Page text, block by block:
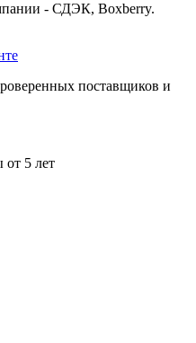
- СДЭК, Boxberry.
поставщиков и
от 5 лет